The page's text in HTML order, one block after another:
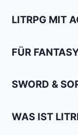
LITRPG MIT
FÜR
SWORD &
WAS IST